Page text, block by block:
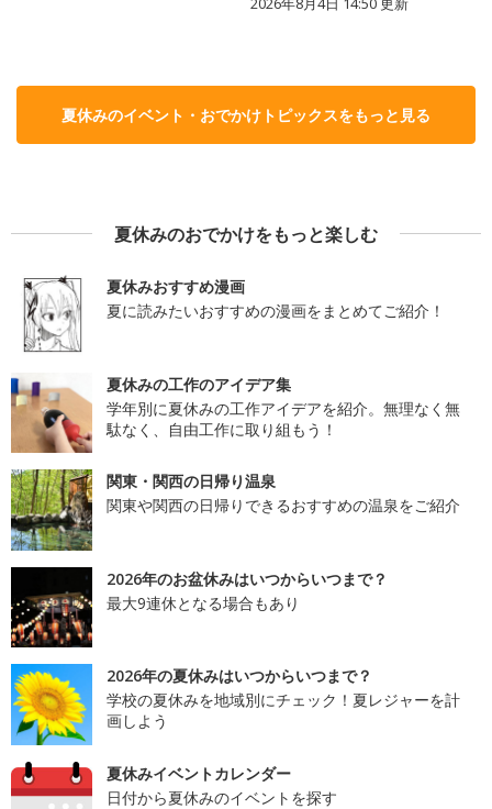
夏休みのイベント・おでかけトピックスをもっと見る
夏休みのおでかけをもっと楽しむ
夏休みおすすめ漫画
夏に読みたいおすすめの漫画をまとめてご紹介！
夏休みの工作のアイデア集
学年別に夏休みの工作アイデアを紹介。無理なく無
駄なく、自由工作に取り組もう！
関東・関西の日帰り温泉
関東や関西の日帰りできるおすすめの温泉をご紹介
2026年のお盆休みはいつからいつまで？
最大9連休となる場合もあり
2026年の夏休みはいつからいつまで？
学校の夏休みを地域別にチェック！夏レジャーを計
画しよう
夏休みイベントカレンダー
日付から夏休みのイベントを探す